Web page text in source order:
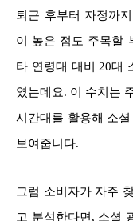
퇴근 후부터 자정까
이 높은 점도 주목할
타 연령대 대비 20대
였는데요. 이 수치는
시간대를 활용해 소
보여줍니다.
그럼 소비자가 자주
고 분석한다면, 소셜